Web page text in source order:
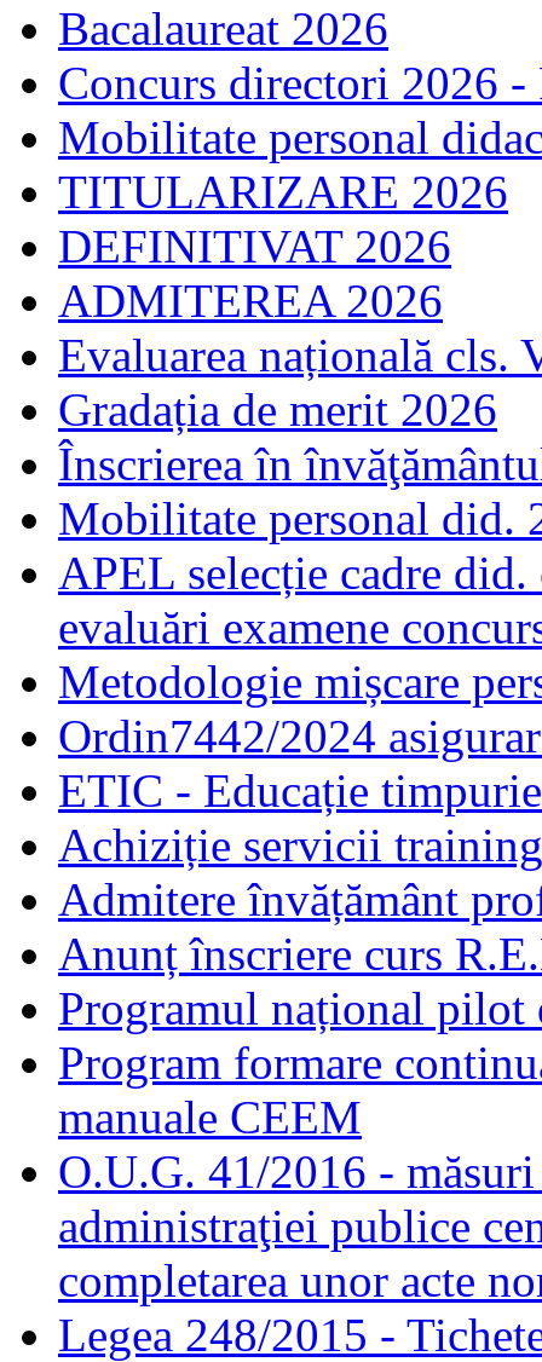
Bacalaureat 2026
Concurs directori 2026 -
Mobilitate personal
TITULARIZARE 2026
DEFINITIVAT 2026
ADMITEREA 2026
Evaluarea națională cls.
Gradația de merit 2026
Înscrierea în
Mobilitate personal did.
APEL selecție cadre
evaluări examene
Metodologie mișcare
Ordin7442/2024
ETIC - Educație
Achiziție servicii
Admitere învățământ
Anunț înscriere curs
Programul național pilot
Program formare
manuale CEEM
O.U.G. 41/2016 -
administraţiei publice
completarea unor acte
Legea 248/2015 -